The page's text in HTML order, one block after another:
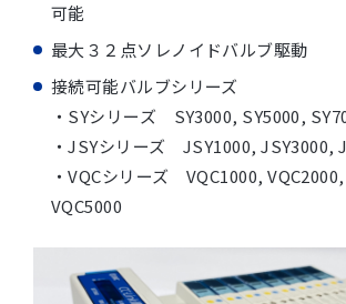
可能
最大３２点ソレノイドバルブ駆動
接続可能バルブシリーズ
・SYシリーズ SY3000, SY5000,
・JSYシリーズ JSY1000, JSY3000,
・VQCシリーズ VQC1000,
VQC5000